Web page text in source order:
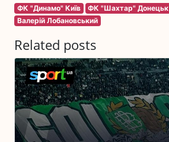
ФК "Динамо" Київ ФК "Шахтар" Донецьк
Валерій Лобановський
Related posts